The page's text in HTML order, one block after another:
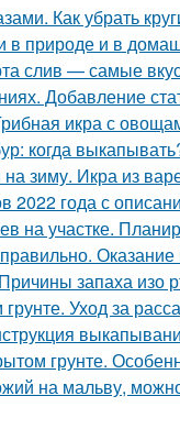
Как убрать
природе и в
слив — самые
Добавление
икра с
когда
зиму. Икра из
2022 года с
на участке.
запаха изо
Уход за
грунте.
на мальву,